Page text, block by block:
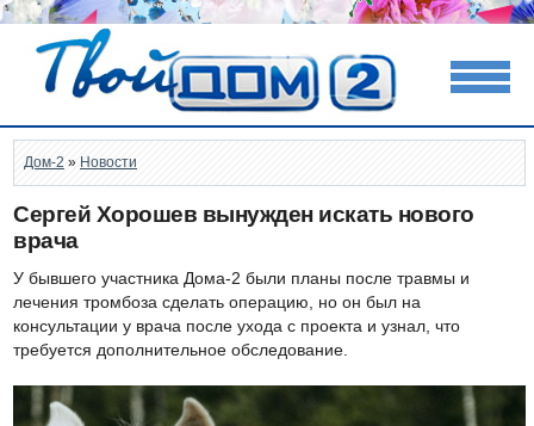
Дом-2 » Новости
Сергей Хорошев вынужден искать нового
врача
У бывшего участника Дома-2 были планы после травмы и
лечения тромбоза сделать операцию, но он был на
консультации у врача после ухода с проекта и узнал, что
требуется дополнительное обследование.